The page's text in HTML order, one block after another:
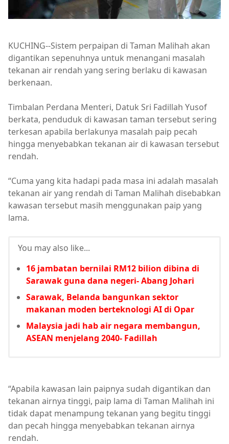
KUCHING--Sistem perpaipan di Taman Malihah akan
digantikan sepenuhnya untuk menangani masalah
tekanan air rendah yang sering berlaku di kawasan
berkenaan.
Timbalan Perdana Menteri, Datuk Sri Fadillah Yusof
berkata, penduduk di kawasan taman tersebut sering
terkesan apabila berlakunya masalah paip pecah
hingga menyebabkan tekanan air di kawasan tersebut
rendah.
“Cuma yang kita hadapi pada masa ini adalah masalah
tekanan air yang rendah di Taman Malihah disebabkan
kawasan tersebut masih menggunakan paip yang
lama.
You may also like...
16 jambatan bernilai RM12 bilion dibina di
Sarawak guna dana negeri- Abang Johari
Sarawak, Belanda bangunkan sektor
makanan moden berteknologi AI di Opar
Malaysia jadi hab air negara membangun,
ASEAN menjelang 2040- Fadillah
“Apabila kawasan lain paipnya sudah digantikan dan
tekanan airnya tinggi, paip lama di Taman Malihah ini
tidak dapat menampung tekanan yang begitu tinggi
dan pecah hingga menyebabkan tekanan airnya
rendah.